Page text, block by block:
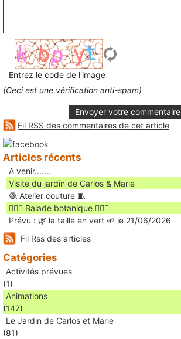
Entrez le code de l'image
(Ceci est une vérification anti-spam)
Envoyer votre commentaire
Fil RSS des commentaires de cet article
Articles récents
A venir.......
Visite du jardin de Carlos & Marie
🧶 Atelier couture 🧵
🚶🏻‍♀️ Balade botanique 🚶🏻‍♂️
Prévu : 🌿 la taille en vert 🌱 le 21/06/2026
Fil Rss des articles
Catégories
Activités prévues
(1)
Animations
(147)
Le Jardin de Carlos et Marie
(81)